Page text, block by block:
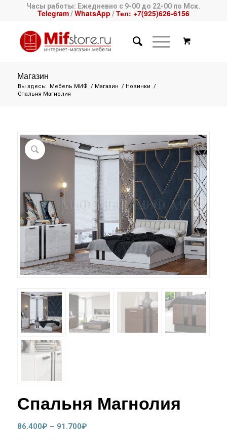
Часы работы: Ежедневно с 9-00 до 22-00 по Мск.
Telegram/WhatsApp /Тел: +7(925)626-6156
Магазин
Вы здесь: Мебель МИФ / Магазин / Новинки /
Спальня Магнолия
Спальня Магнолия
86.400₽ – 91.700₽Диапазон